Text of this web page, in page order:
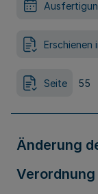
Erschienen
Seite 55
Änderung